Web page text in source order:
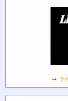
→ ラ